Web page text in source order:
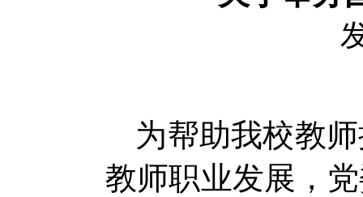
为帮助我校教
教师职业发展，